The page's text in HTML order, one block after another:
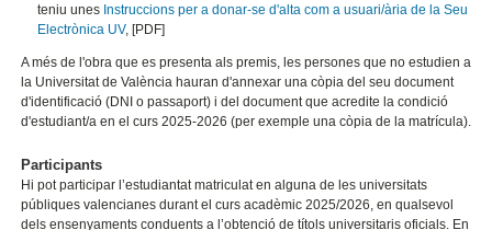
teniu unes Instruccions per a donar-se d'alta com a usuari/ària de la Seu
Electrònica UV, [PDF]
A més de l'obra que es presenta als premis, les persones que no estudien a
la Universitat de València hauran d'annexar una còpia del seu document
d'identificació (DNI o passaport) i del document que acredite la condició
d'estudiant/a en el curs 2025-2026 (per exemple una còpia de la matrícula).
Participants
Hi pot participar l’estudiantat matriculat en alguna de les universitats
públiques valencianes durant el curs acadèmic 2025/2026, en qualsevol
dels ensenyaments conduents a l’obtenció de títols universitaris oficials. En